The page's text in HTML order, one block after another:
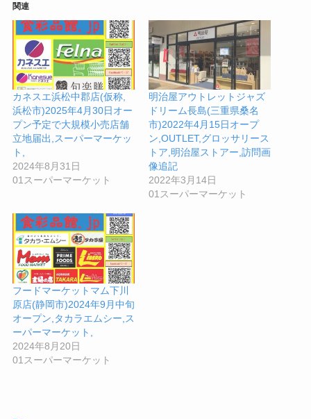
関連
カネスエ浜松中郡店(仮称,
浜松市)2025年4月30日オー
プン予定で大規模小売店舗
立地届出,スーパーマーケッ
ト,
2024年8月31日
01スーパーマーケット
明治屋アウトレットジャズ
ドリーム長島(三重県桑名
市)2022年4月15日オープ
ン,OUTLET,グロッサリース
トア,明治屋ストアー,訪問画
像追記
2022年3月14日
01スーパーマーケット
フードマーケットマム下川
原店(静岡市)2024年9月中旬
オープン,タカラエムシー,ス
ーパーマーケット,
2024年8月20日
01スーパーマーケット